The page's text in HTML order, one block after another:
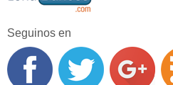
Seguinos en